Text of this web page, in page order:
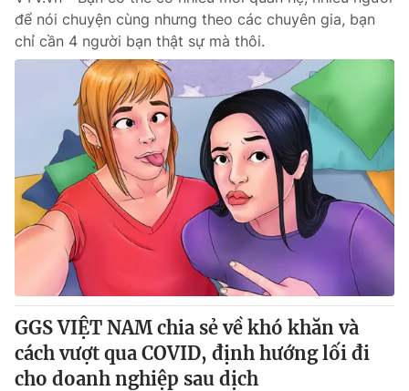
để nói chuyện cùng nhưng theo các chuyên gia, bạn
chỉ cần 4 người bạn thật sự mà thôi.
GGS VIỆT NAM chia sẻ về khó khăn và
cách vượt qua COVID, định hướng lối đi
cho doanh nghiệp sau dịch